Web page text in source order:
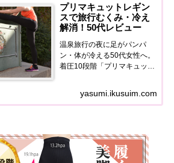
プリマキュットレギン
スで旅行むくみ・冷え
解消！50代レビュー
温泉旅行の夜に足がパンパ
ン・体が冷える50代女性へ。
着圧10段階「プリマキュット
の足の軽さが全然違います。
yasumi.ikusuim.com